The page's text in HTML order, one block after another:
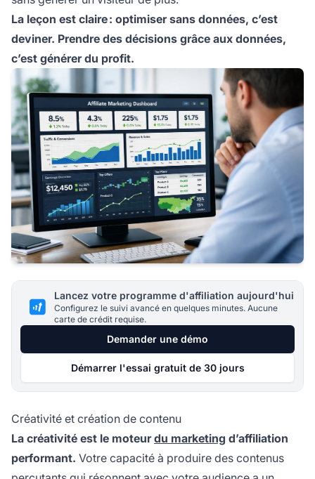
La leçon est claire : optimiser sans données, c’est
deviner. Prendre des décisions grâce aux données,
c’est générer du profit.
Lancez votre programme d'affiliation aujourd'hui
Configurez le suivi avancé en quelques minutes. Aucune
carte de crédit requise.
Demander une démo
Démarrer l'essai gratuit de 30 jours
Créativité et création de contenu
La créativité est le moteurdu marketing d’affiliation
performant. Votre capacité à produire des contenus